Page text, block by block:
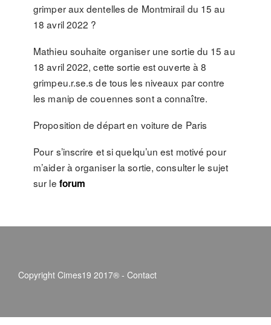
grimper aux dentelles de Montmirail du 15 au
18 avril 2022 ?
Mathieu souhaite organiser une sortie du 15 au
18 avril 2022, cette sortie est ouverte à 8
grimpeu.r.se.s de tous les niveaux par contre
les manip de couennes sont a connaître.
Proposition de départ en voiture de Paris
Pour s’inscrire et si quelqu’un est motivé pour
m’aider à organiser la sortie, consulter le sujet
sur le forum
Copyright Cimes19 2017® - Contact